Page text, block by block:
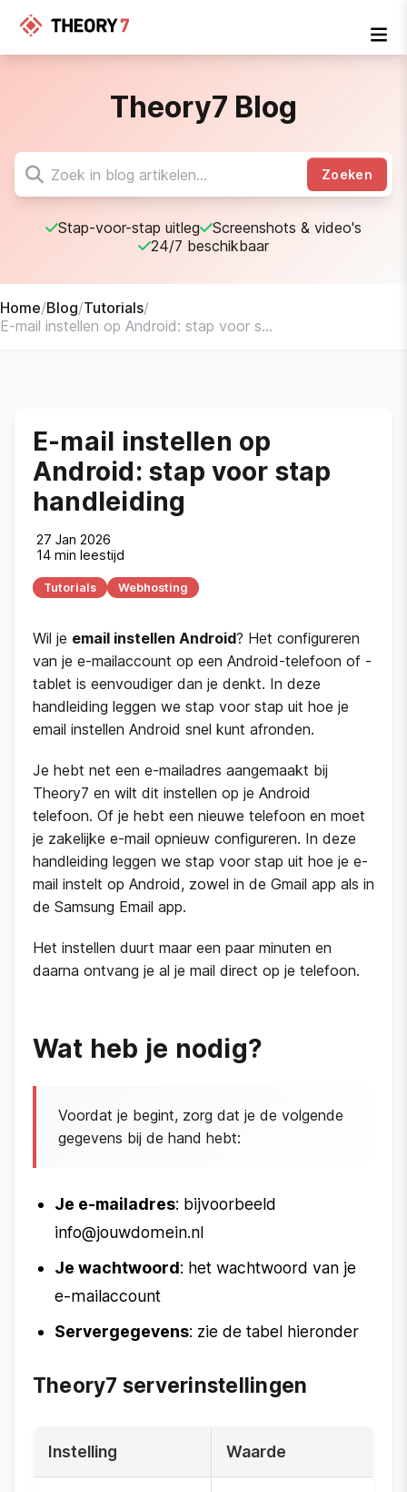
Theory7 Blog
Zoeken
Stap-voor-stap uitleg
Screenshots & video's
24/7 beschikbaar
Home/Blog/Tutorials/
E-mail instellen op Android: stap voor s...
E-mail instellen op
Android: stap voor stap
handleiding
27 Jan 2026
14 min leestijd
Tutorials Webhosting
Wil je email instellen Android? Het configureren
van je e-mailaccount op een Android-telefoon of -
tablet is eenvoudiger dan je denkt. In deze
handleiding leggen we stap voor stap uit hoe je
email instellen Android snel kunt afronden.
Je hebt net een e-mailadres aangemaakt bij
Theory7 en wilt dit instellen op je Android
telefoon. Of je hebt een nieuwe telefoon en moet
je zakelijke e-mail opnieuw configureren. In deze
handleiding leggen we stap voor stap uit hoe je e-
mail instelt op Android, zowel in de Gmail app als in
de Samsung Email app.
Het instellen duurt maar een paar minuten en
daarna ontvang je al je mail direct op je telefoon.
Wat heb je nodig?
Voordat je begint, zorg dat je de volgende
gegevens bij de hand hebt:
Je e-mailadres: bijvoorbeeld
info@jouwdomein.nl
Je wachtwoord: het wachtwoord van je
e-mailaccount
Servergegevens: zie de tabel hieronder
Theory7 serverinstellingen
Instelling Waarde